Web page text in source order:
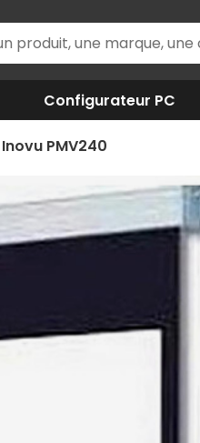
Configurateur PC
Inovu PMV240